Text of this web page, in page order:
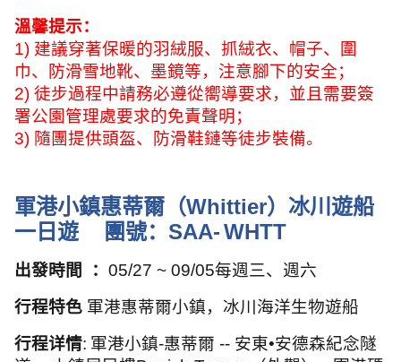
溫馨提示：
1) 建議穿著保暖的羽絨服、抓絨衣、帽子、圍
巾、防滑雪地靴、墨鏡等，注意腳下的安全；
2) 徒步過程中請務必遵從嚮導要求，並且需要簽
署公園管理處要求的免責聲明；
3) 隨團提供頭盔、防滑鞋鏈等徒步裝備。
軍港小鎮惠蒂爾（Whittier）冰川遊船
一日遊
團號： SAA-WHTT
出發時間 ： 05/27 ~ 09/05每週三、週六
行程特色 軍港惠蒂爾小鎮，冰川海洋生物遊船
行程详情: 軍港小鎮-惠蒂爾 -- 安東•安德森紀念隧